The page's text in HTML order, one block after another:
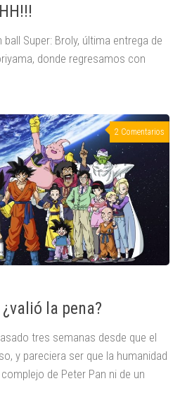
Super: Broly, última entrega de
donde regresamos con
2 Comentarios
la pena?
tres semanas desde que el
y pareciera ser que la humanidad
de Peter Pan ni de un